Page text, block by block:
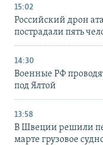
15:02
Российский дрон
пострадали пять
14:30
Военные РФ
под Ялтой
13:58
В Швеции решили
марте грузовое